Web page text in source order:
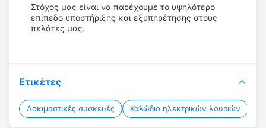
Στόχος μας είναι να παρέχουμε το υψηλότερο
επίπεδο υποστήριξης και εξυπηρέτησης στους
πελάτες μας.
Ετικέτες
Δοκιμαστικές συσκευές Καλώδιο ηλεκτρικών λουριών